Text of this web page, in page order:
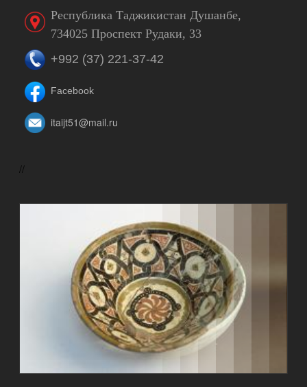
Республика Таджикистан Душанбе,
734025 Проспект Рудаки, 33
+992 (37) 221-37-42
Facebook
itaijt51@mail.ru
//